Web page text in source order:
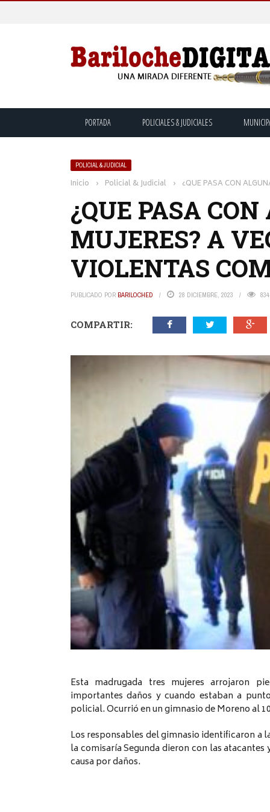
PORTADA POLICIALES & JUDICIALES
POLICIAL & JUDICIAL
Inicio › Policial & Judicial › ¿QUE PASA CON
¿QUE PASA
MUJERES? A
VIOLENTAS
PUBLICADO POR BARILOCHED 28 DICIEMBRE, 2023 834
COMPARTIR:
Esta madrugada tres mujeres arrojaron
importantes daños y cuando estaban a
policial. Ocurrió en un gimnasio de Moreno al
Los responsables del gimnasio identificaron a
la comisaría Segunda dieron con las
causa por daños.